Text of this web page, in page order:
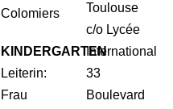
Colomiers
KINDERGARTEN
Leiterin:
Frau
Toulouse
c/o Lycée
International
33
Boulevard